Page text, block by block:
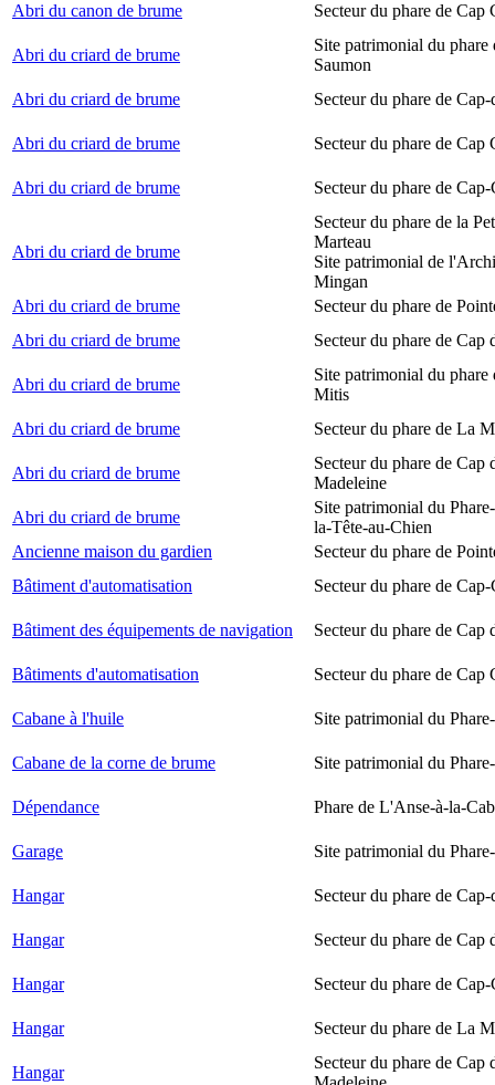
Abri du canon de brume
Secteur du phare de Cap
Abri du criard de brume
Site patrimonial du phare
Saumon
Abri du criard de brume
Secteur du phare de Cap-
Abri du criard de brume Secteur du phare de Cap
Abri du criard de brume Secteur du phare de Cap-
Abri du criard de brume
Secteur du phare de la
Marteau
Site patrimonial de
Mingan
Abri du criard de brume
Secteur du phare de
Abri du criard de brume
Secteur du phare de Cap
Abri du criard de brume
Site patrimonial du phare
Mitis
Abri du criard de brume
Secteur du phare de La
Abri du criard de brume
Secteur du phare de Cap
Madeleine
Abri du criard de brume
Site patrimonial du
la-Tête-au-Chien
Ancienne maison du gardien
Secteur du phare de
Bâtiment d'automatisation
Secteur du phare de Cap-
Bâtiment des équipements de navigation Secteur du phare de Cap
Bâtiments d'automatisation Secteur du phare de Cap
Cabane à l'huile Site patrimonial du
Cabane de la corne de brume Site patrimonial du
Dépendance Phare de L'Anse-à-la-
Garage Site patrimonial du
Hangar Secteur du phare de Cap-
Hangar Secteur du phare de Cap
Hangar Secteur du phare de Cap-
Hangar Secteur du phare de La
Hangar
Secteur du phare de Cap